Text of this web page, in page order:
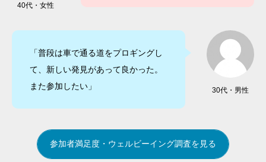
40代・女性
30代・男性
「普段は車で通る道をプロギングし
て、新しい発見があって良かった。
また参加したい」
参加者満足度・ウェルビーイング調査を見る